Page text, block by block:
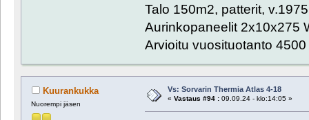
Talo 150m2, patterit, v.1975
Aurinkopaneelit 2x10x275
Arvioitu vuosituotanto
Kuurankukka
Nuorempi jäsen
Vs: Sorvarin Thermia Atlas 4-18
« Vastaus #94 :09.09.24 - klo:14:05 »